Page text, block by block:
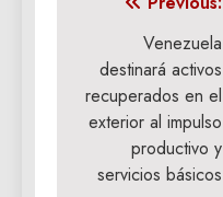
Navegación
entradas
Venezuela
destinará activos
recuperados en el
exterior al impulso
productivo y
servicios básicos